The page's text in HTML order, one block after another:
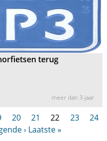
terug
meer dan 3 jaar
20 21 22 23
24
› Laatste »